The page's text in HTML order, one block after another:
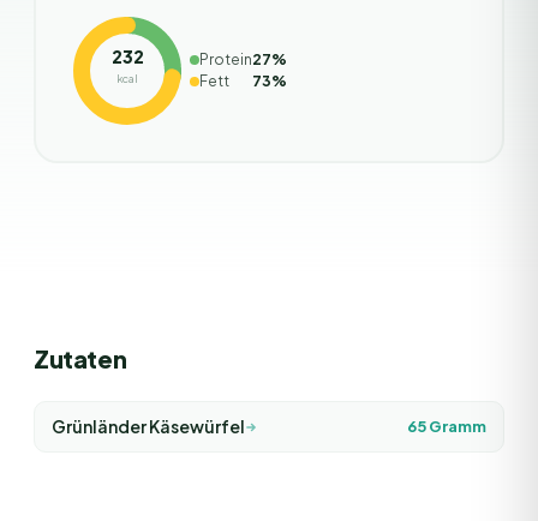
232
kcal
Protein27%
Fett
73%
Zutaten
Grünländer Käsewürfel 65Gramm